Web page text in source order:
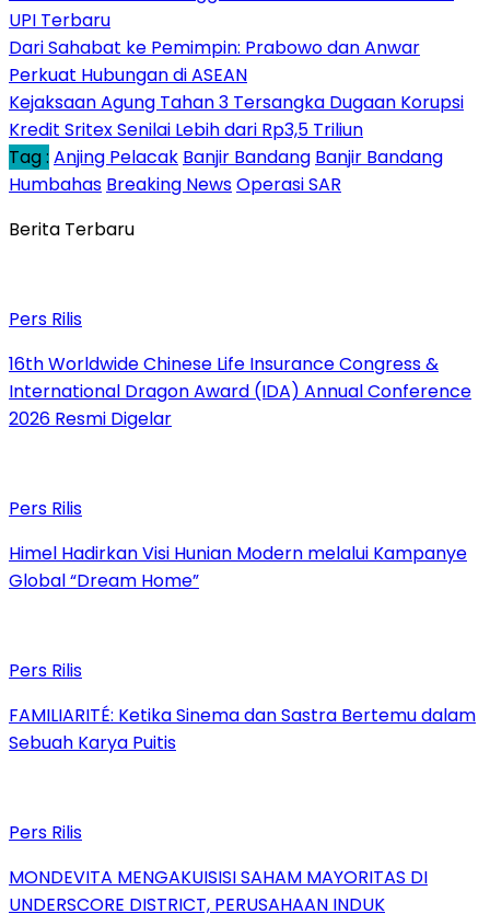
UPI Terbaru
Dari Sahabat ke Pemimpin: Prabowo dan Anwar
Perkuat Hubungan di ASEAN
Kejaksaan Agung Tahan 3 Tersangka Dugaan Korupsi
Kredit Sritex Senilai Lebih dari Rp3,5 Triliun
Tag : Anjing Pelacak Banjir Bandang Banjir Bandang
Humbahas Breaking NewsOperasi SAR
Berita Terbaru
Pers Rilis
16th Worldwide Chinese Life Insurance Congress &
International Dragon Award (IDA) Annual Conference
2026 Resmi Digelar
Pers Rilis
Himel Hadirkan Visi Hunian Modern melalui Kampanye
Global “Dream Home”
Pers Rilis
FAMILIARITÉ: Ketika Sinema dan Sastra Bertemu dalam
Sebuah Karya Puitis
Pers Rilis
MONDEVITA MENGAKUISISI SAHAM MAYORITAS DI
UNDERSCORE DISTRICT, PERUSAHAAN INDUK